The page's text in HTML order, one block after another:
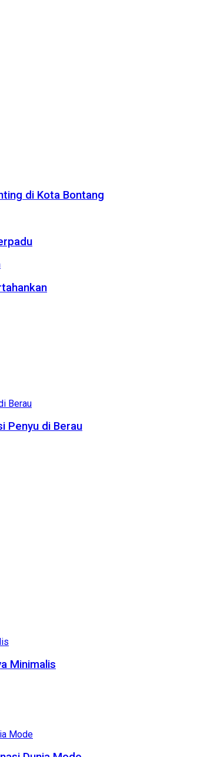
di Kota Bontang
Penyu di Berau
Minimalis